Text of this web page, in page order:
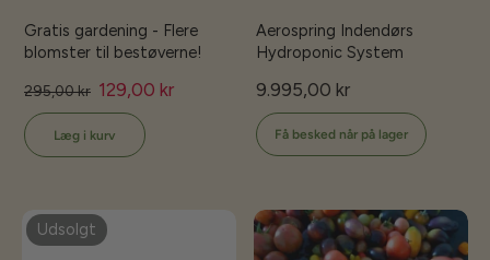
Gratis gardening - Flere
blomster til bestøverne!
295,00 kr 129,00 kr
Læg i kurv
Aerospring Indendørs
Hydroponic System
9.995,00 kr
Få besked når på lager
Udsolgt